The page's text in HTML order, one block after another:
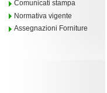
Comunicati stampa
Normativa vigente
Assegnazioni Forniture